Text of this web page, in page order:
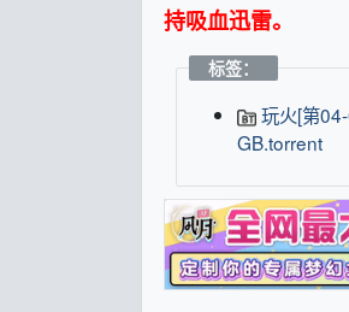
持吸血迅雷。
标签：
玩火[第04-05集][中文字幕].You.from.the.Future.S01.2025.1080p.WEB-DL.H264.AAC-DeePTV 0.23
GB.torrent